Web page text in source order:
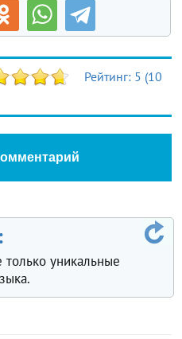
Рейтинг: 5 (10
уникальные